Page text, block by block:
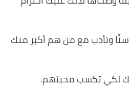
سنًا وتأدب مع من هم أكبر منك
لكي تكسب محبتهم.